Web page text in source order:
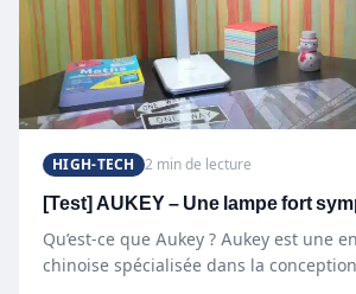
HIGH-TECH 2 min de lecture
[Test] AUKEY – Une lampe fort
Qu’est-ce que Aukey ? Aukey est une
chinoise spécialisée dans la